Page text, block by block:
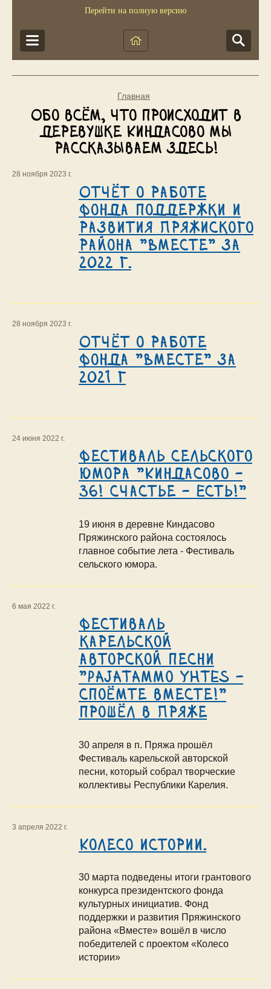
Перейти на полную версию
Главная
Обо всём, что происходит в
деревушке Киндасово мы
рассказываем здесь!
28 ноября 2023 г.
Отчёт о работе
Фонда поддержки и
развития Пряжиского
района "Вместе" за
2022 г.
28 ноября 2023 г.
Отчёт о работе
Фонда "Вместе" за
2021 г
24 июня 2022 г.
Фестиваль сельского
юмора "Киндасово -
36! Счастье - Есть!"
19 июня в деревне Киндасово
Пряжинского района состоялось
главное событие лета - Фестиваль
сельского юмора.
6 мая 2022 г.
Фестиваль
карельской
авторской песни
"Pajatammo yhtes -
споёмте вместе!"
прошёл в Пряже
30 апреля в п. Пряжа прошёл
Фестиваль карельской авторской
песни, который собрал творческие
коллективы Республики Карелия.
3 апреля 2022 г.
Колесо истории.
30 марта подведены итоги грантового
конкурса президентского фонда
культурных инициатив. Фонд
поддержки и развития Пряжинского
района «Вместе» вошёл в число
победителей с проектом «Колесо
истории»